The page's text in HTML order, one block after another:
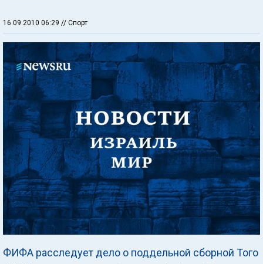
16.09.2010 06:29 // Спорт
ФИФА расследует дело о поддельной сборной Того